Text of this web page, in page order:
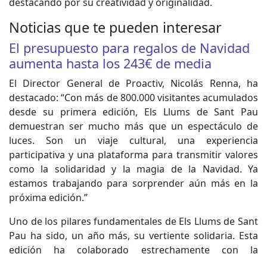
Noticias que te pueden interesar
El presupuesto para regalos de Navidad
aumenta hasta los 243€ de media
El Director General de Proactiv, Nicolás Renna, ha
destacado: “Con más de 800.000 visitantes acumulados
desde su primera edición, Els Llums de Sant Pau
demuestran ser mucho más que un espectáculo de
luces. Son un viaje cultural, una experiencia
participativa y una plataforma para transmitir valores
como la solidaridad y la magia de la Navidad. Ya
estamos trabajando para sorprender aún más en la
próxima edición.”
Uno de los pilares fundamentales de Els Llums de Sant
Pau ha sido, un año más, su vertiente solidaria. Esta
edición ha colaborado estrechamente con la